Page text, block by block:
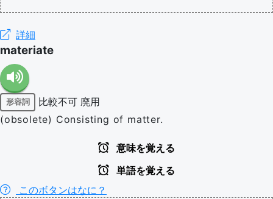
詳細
materiate
形容詞 比較不可 廃用
(obsolete) Consisting of matter.
意味を覚える
単語を覚える
このボタンはなに？